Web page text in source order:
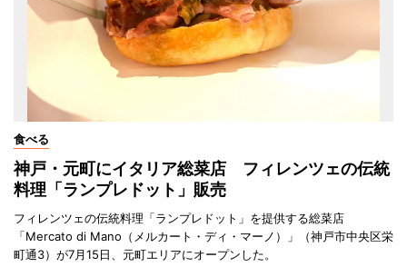
食べる
神戸・元町にイタリア総菜店 フィレンツェの伝統
料理「ランプレドット」販売
フィレンツェの伝統料理「ランプレドット」を提供する総菜店
「Mercato di Mano（メルカート・ディ・マーノ）」（神戸市中央区栄
町通3）が7月15日、元町エリアにオープンした。